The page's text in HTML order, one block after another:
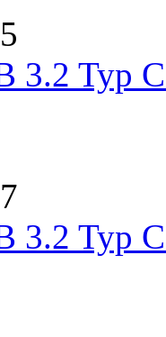
3.2 Typ
3.2 Typ